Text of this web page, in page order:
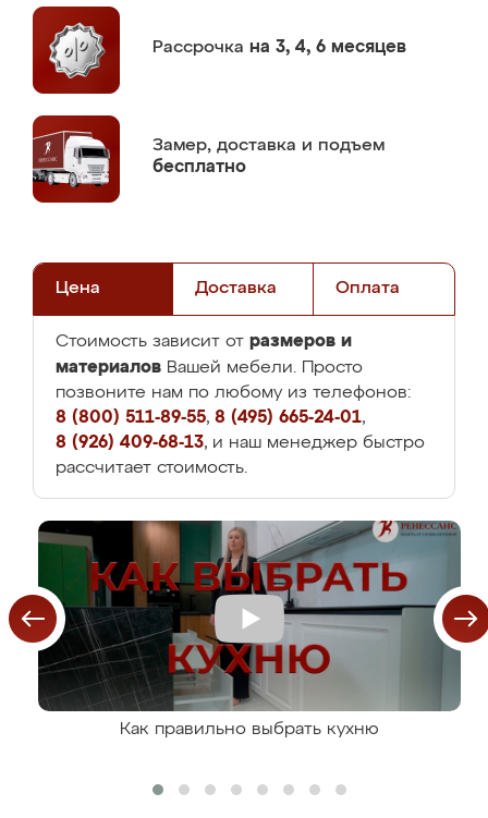
Рассрочка на 3, 4, 6 месяцев
Замер, доставка и подъем
бесплатно
Цена Доставка Оплата
Стоимость зависит от размеров и
материалов Вашей мебели. Просто
позвоните нам по любому из телефонов:
8 (800) 511-89-55, 8 (495) 665-24-01,
8 (926) 409-68-13, и наш менеджер быстро
рассчитает стоимость.
Как правильно выбрать кухню